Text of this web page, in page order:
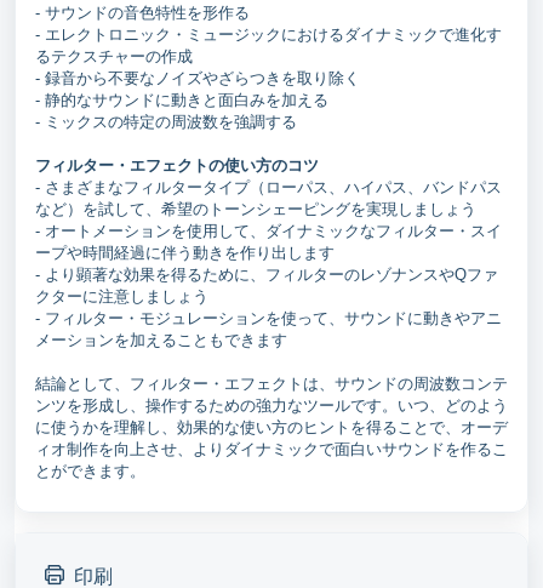
- サウンドの音色特性を形作る
- エレクトロニック・ミュージックにおけるダイナミックで進化す
るテクスチャーの作成
- 録音から不要なノイズやざらつきを取り除く
- 静的なサウンドに動きと面白みを加える
- ミックスの特定の周波数を強調する
フィルター・エフェクトの使い方のコツ
- さまざまなフィルタータイプ（ローパス、ハイパス、バンドパス
など）を試して、希望のトーンシェーピングを実現しましょう
- オートメーションを使用して、ダイナミックなフィルター・スイ
ープや時間経過に伴う動きを作り出します
- より顕著な効果を得るために、フィルターのレゾナンスやQファ
クターに注意しましょう
- フィルター・モジュレーションを使って、サウンドに動きやアニ
メーションを加えることもできます
結論として、フィルター・エフェクトは、サウンドの周波数コンテ
ンツを形成し、操作するための強力なツールです。いつ、どのよう
に使うかを理解し、効果的な使い方のヒントを得ることで、オーデ
ィオ制作を向上させ、よりダイナミックで面白いサウンドを作るこ
とができます。
印刷